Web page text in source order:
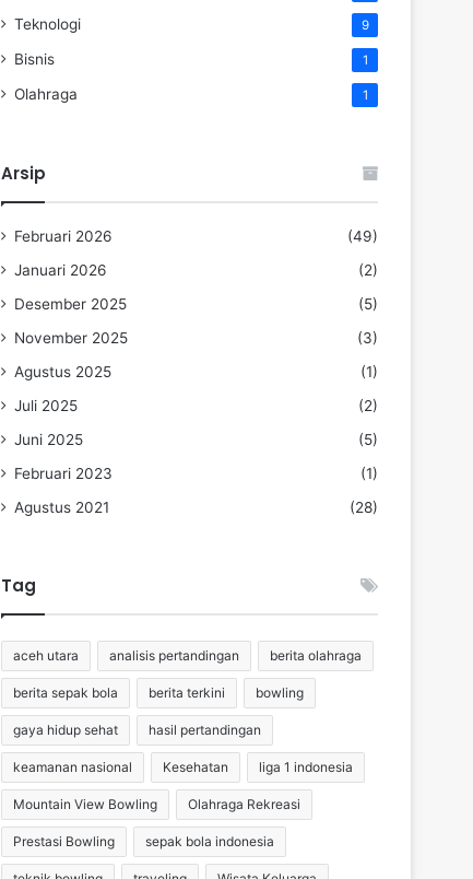
Teknologi 9
Bisnis 1
Olahraga 1
Arsip
Februari 2026
(49)
Januari 2026
(2)
Desember 2025
(5)
November 2025
(3)
Agustus 2025
(1)
Juli 2025
(2)
Juni 2025
(5)
Februari 2023
(1)
Agustus 2021
(28)
Tag
aceh utara analisis pertandingan berita olahraga
berita sepak bola berita terkini bowling
gaya hidup sehat hasil pertandingan
keamanan nasional Kesehatan liga 1 indonesia
Mountain View Bowling Olahraga Rekreasi
Prestasi Bowling sepak bola indonesia